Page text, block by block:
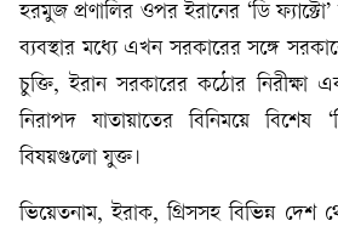
হরমুজ প্রণালির ওপর ইরানের ‘ডি ফ্যাক্টো’
ব্যবস্থার মধ্যে এখন সরকারের সঙ্গে
চুক্তি, ইরান সরকারের কঠোর নিরীক্ষা
নিরাপদ যাতায়াতের বিনিময়ে বিশেষ
বিষয়গুলো যুক্ত।
ভিয়েতনাম, ইরাক, গ্রিসসহ বিভিন্ন দেশ